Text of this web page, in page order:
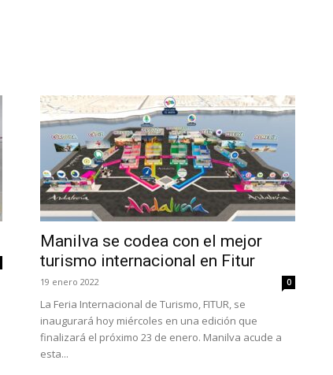
Manilva se codea con el mejor
turismo internacional en Fitur
19 enero 2022 0
La Feria Internacional de Turismo, FITUR, se
inaugurará hoy miércoles en una edición que
finalizará el próximo 23 de enero. Manilva acude a
esta...